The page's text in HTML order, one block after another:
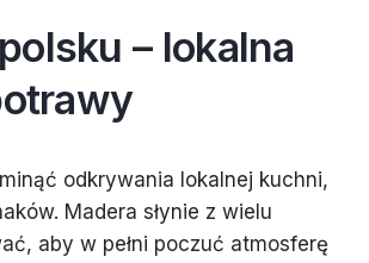
– lokalna
odkrywania lokalnej kuchni,
Madera słynie z wielu
aby w pełni poczuć atmosferę